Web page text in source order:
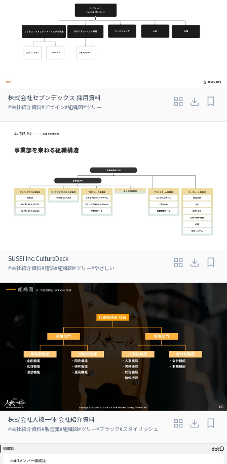
株式会社セブンデックス 採用資料
#会社紹介資料#デザイン#組織図#ツリー
SUSEI Inc.CultureDeck
#会社紹介資料#宿泊#組織図#ツリー#やさしい
株式会社人機一体 会社紹介資料
#会社紹介資料#製造業#組織図#ツリー#ブラック#スタイリッシュ